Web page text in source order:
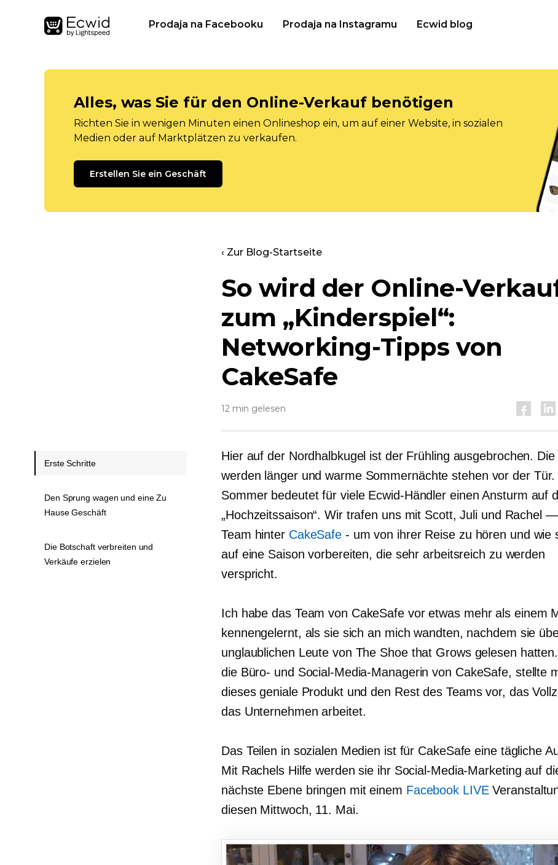
Prodaja na Facebooku Prodaja na Instagramu Ecwid blog
Alles, was Sie für den Online-Verkauf benötigen
Richten Sie in wenigen Minuten einen Onlineshop ein, um auf einer Website, in sozialen
Medien oder auf Marktplätzen zu verkaufen.
Erstellen Sie ein Geschäft
‹ Zur Blog-Startseite
So wird der Online-
zum „Kinderspiel“:
Networking-Tipps von
CakeSafe
12 min gelesen
Hier auf der Nordhalbkugel ist der Frühling ausgebrochen. Die
werden länger und warme Sommernächte stehen vor der Tür.
Sommer bedeutet für viele Ecwid-Händler einen Ansturm auf
„Hochzeitssaison“. Wir trafen uns mit Scott, Juli und Rachel
Team hinter CakeSafe - um von ihrer Reise zu hören und wie
auf eine Saison vorbereiten, die sehr arbeitsreich zu werden
verspricht.
Ich habe das Team von CakeSafe vor etwas mehr als einem
kennengelernt, als sie sich an mich wandten, nachdem sie
unglaublichen Leute von The Shoe that Grows gelesen
die Büro- und Social-Media-Managerin von CakeSafe, stellte
dieses geniale Produkt und den Rest des Teams vor, das
das Unternehmen arbeitet.
Das Teilen in sozialen Medien ist für CakeSafe eine tägliche
Mit Rachels Hilfe werden sie ihr Social-Media-Marketing auf
nächste Ebene bringen mit einem Facebook LIVE
diesen Mittwoch, 11. Mai.
Erste Schritte
Den Sprung wagen und eine Zu
Hause Geschäft
Die Botschaft verbreiten und
Verkäufe erzielen